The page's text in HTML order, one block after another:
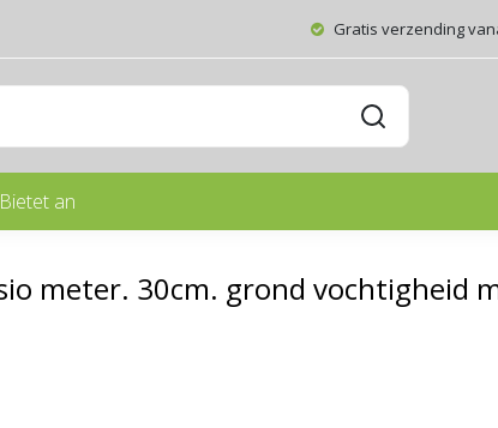
Gratis verzending
Bietet an
meter. 30cm. grond vochtigheid